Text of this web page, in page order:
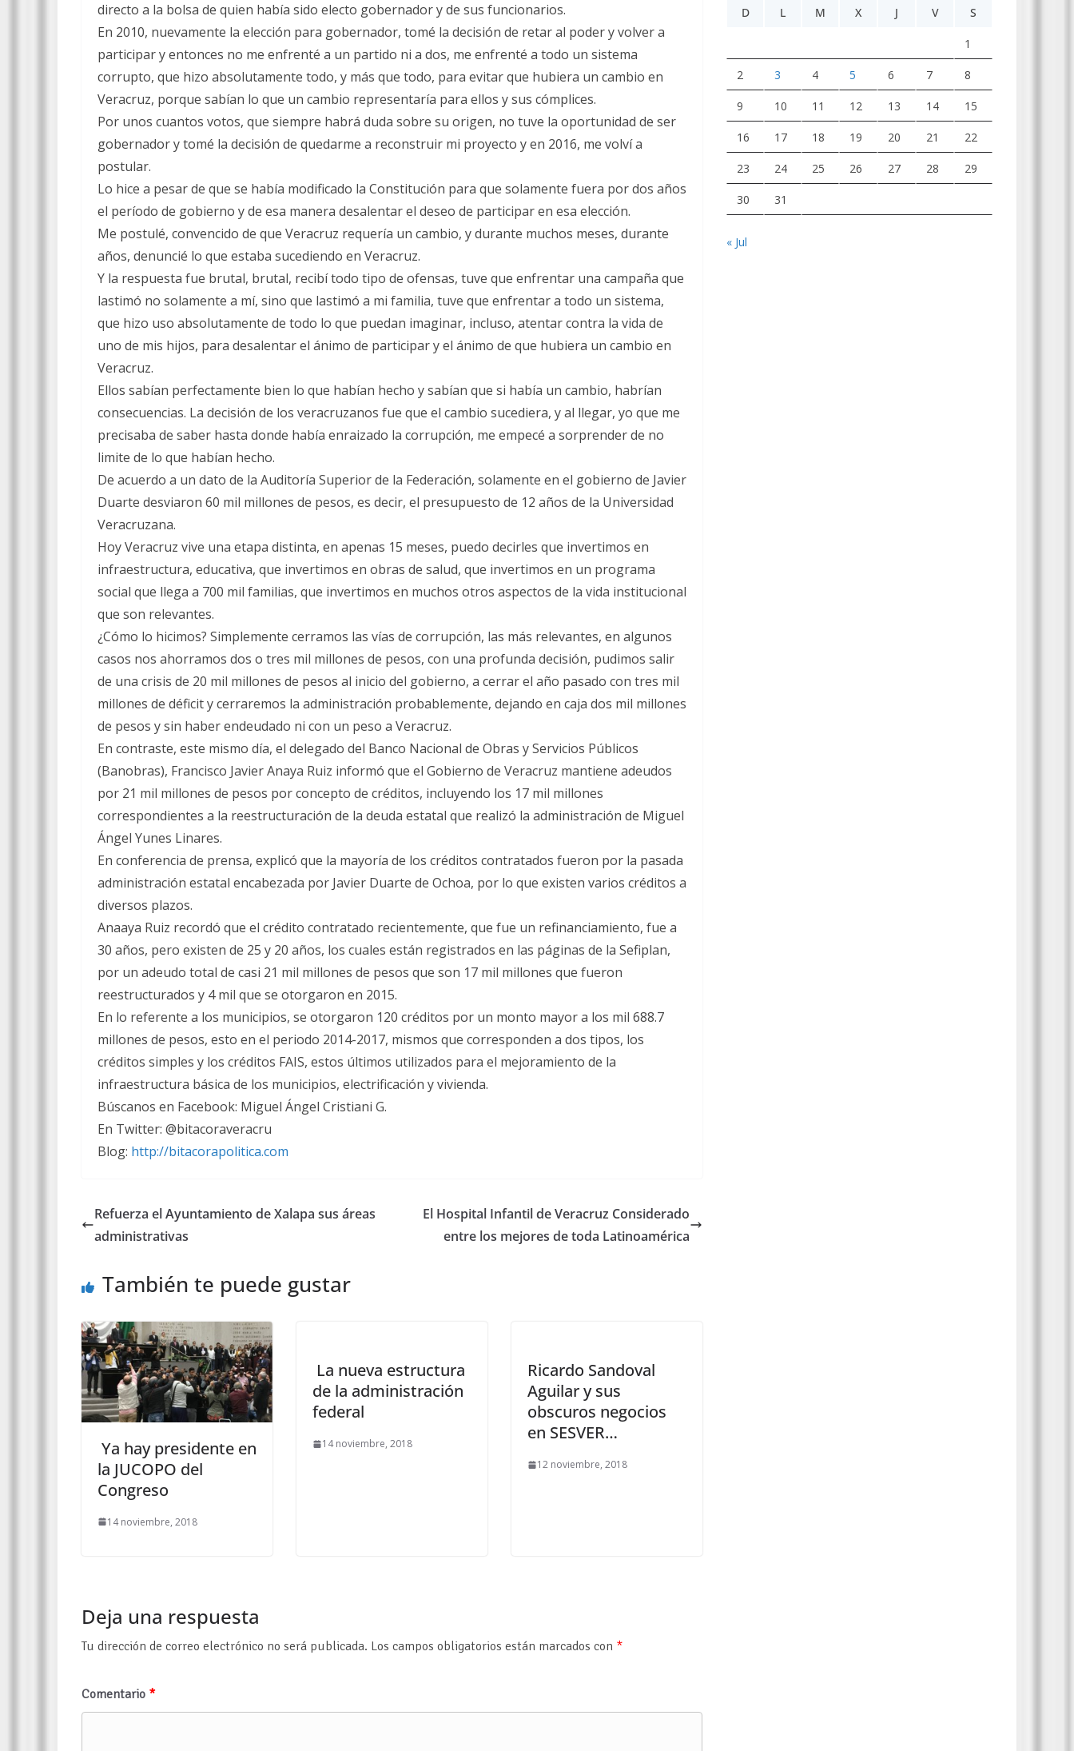
directo a la bolsa de quien había sido electo gobernador y de sus funcionarios.
En 2010, nuevamente la elección para gobernador, tomé la decisión de retar al poder y volver a
participar y entonces no me enfrenté a un partido ni a dos, me enfrenté a todo un sistema
corrupto, que hizo absolutamente todo, y más que todo, para evitar que hubiera un cambio en
Veracruz, porque sabían lo que un cambio representaría para ellos y sus cómplices.
Por unos cuantos votos, que siempre habrá duda sobre su origen, no tuve la oportunidad de ser
gobernador y tomé la decisión de quedarme a reconstruir mi proyecto y en 2016, me volví a
postular.
Lo hice a pesar de que se había modificado la Constitución para que solamente fuera por dos años
el período de gobierno y de esa manera desalentar el deseo de participar en esa elección.
Me postulé, convencido de que Veracruz requería un cambio, y durante muchos meses, durante
años, denuncié lo que estaba sucediendo en Veracruz.
Y la respuesta fue brutal, brutal, recibí todo tipo de ofensas, tuve que enfrentar una campaña que
lastimó no solamente a mí, sino que lastimó a mi familia, tuve que enfrentar a todo un sistema,
que hizo uso absolutamente de todo lo que puedan imaginar, incluso, atentar contra la vida de
uno de mis hijos, para desalentar el ánimo de participar y el ánimo de que hubiera un cambio en
Veracruz.
Ellos sabían perfectamente bien lo que habían hecho y sabían que si había un cambio, habrían
consecuencias. La decisión de los veracruzanos fue que el cambio sucediera, y al llegar, yo que me
precisaba de saber hasta donde había enraizado la corrupción, me empecé a sorprender de no
limite de lo que habían hecho.
De acuerdo a un dato de la Auditoría Superior de la Federación, solamente en el gobierno de Javier
Duarte desviaron 60 mil millones de pesos, es decir, el presupuesto de 12 años de la Universidad
Veracruzana.
Hoy Veracruz vive una etapa distinta, en apenas 15 meses, puedo decirles que invertimos en
infraestructura, educativa, que invertimos en obras de salud, que invertimos en un programa
social que llega a 700 mil familias, que invertimos en muchos otros aspectos de la vida institucional
que son relevantes.
¿Cómo lo hicimos? Simplemente cerramos las vías de corrupción, las más relevantes, en algunos
casos nos ahorramos dos o tres mil millones de pesos, con una profunda decisión, pudimos salir
de una crisis de 20 mil millones de pesos al inicio del gobierno, a cerrar el año pasado con tres mil
millones de déficit y cerraremos la administración probablemente, dejando en caja dos mil millones
de pesos y sin haber endeudado ni con un peso a Veracruz.
En contraste, este mismo día, el delegado del Banco Nacional de Obras y Servicios Públicos
(Banobras), Francisco Javier Anaya Ruiz informó que el Gobierno de Veracruz mantiene adeudos
por 21 mil millones de pesos por concepto de créditos, incluyendo los 17 mil millones
correspondientes a la reestructuración de la deuda estatal que realizó la administración de Miguel
Ángel Yunes Linares.
En conferencia de prensa, explicó que la mayoría de los créditos contratados fueron por la pasada
administración estatal encabezada por Javier Duarte de Ochoa, por lo que existen varios créditos a
diversos plazos.
Anaaya Ruiz recordó que el crédito contratado recientemente, que fue un refinanciamiento, fue a
30 años, pero existen de 25 y 20 años, los cuales están registrados en las páginas de la Sefiplan,
por un adeudo total de casi 21 mil millones de pesos que son 17 mil millones que fueron
reestructurados y 4 mil que se otorgaron en 2015.
En lo referente a los municipios, se otorgaron 120 créditos por un monto mayor a los mil 688.7
millones de pesos, esto en el periodo 2014-2017, mismos que corresponden a dos tipos, los
créditos simples y los créditos FAIS, estos últimos utilizados para el mejoramiento de la
infraestructura básica de los municipios, electrificación y vivienda.
Búscanos en Facebook: Miguel Ángel Cristiani G.
En Twitter: @bitacoraveracru
Blog: http://bitacorapolitica.com
Refuerza el Ayuntamiento de Xalapa sus áreas
administrativas
El Hospital Infantil de Veracruz Considerado
entre los mejores de toda Latinoamérica
También te puede gustar
Ya hay presidente en
la JUCOPO del
Congreso
14 noviembre, 2018
La nueva estructura
de la administración
federal
14 noviembre, 2018
Ricardo Sandoval
Aguilar y sus
obscuros negocios
en SESVER…
12 noviembre, 2018
Deja una respuesta
Tu dirección de correo electrónico no será publicada. Los campos obligatorios están marcados con *
Comentario *
D
L M X J V S
1
2 3 4 5 6 7 8
9 10 11 12 13 14 15
16 17 18 19 20 21 22
23 24 25 26 27 28 29
30 31
« Jul